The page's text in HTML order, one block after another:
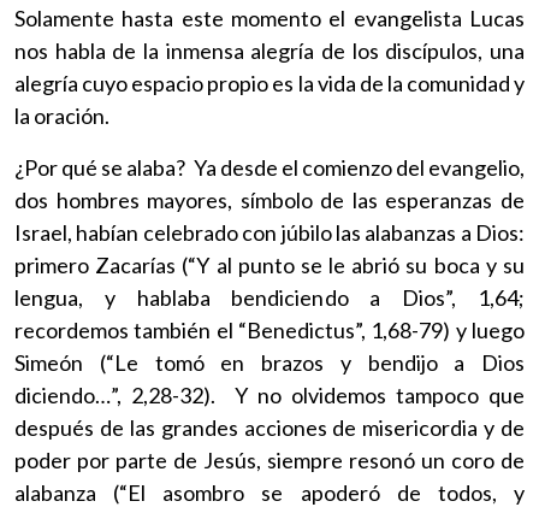
Solamente hasta este momento el evangelista Lucas
nos habla de la inmensa alegría de los discípulos, una
alegría cuyo espacio propio es la vida de la comunidad y
la oración.
¿Por qué se alaba? Ya desde el comienzo del evangelio,
dos hombres mayores, símbolo de las esperanzas de
Israel, habían celebrado con júbilo las alabanzas a Dios:
primero Zacarías (“Y al punto se le abrió su boca y su
lengua, y hablaba bendiciendo a Dios”, 1,64;
recordemos también el “Benedictus”, 1,68-79) y luego
Simeón (“Le tomó en brazos y bendijo a Dios
diciendo…”, 2,28-32). Y no olvidemos tampoco que
después de las grandes acciones de misericordia y de
poder por parte de Jesús, siempre resonó un coro de
alabanza (“El asombro se apoderó de todos, y